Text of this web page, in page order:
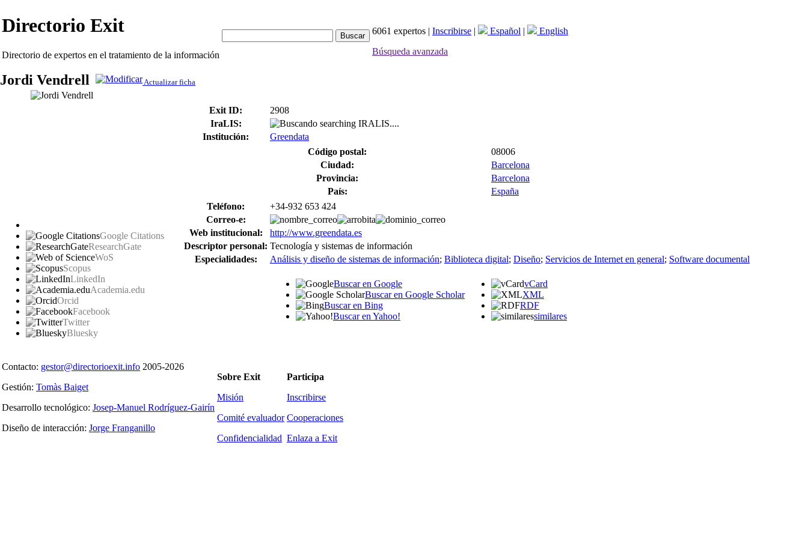
Directorio Exit
Directorio de expertos en el tratamiento de la información
6061 expertos | Inscribirse | Español |
English
Búsqueda avanzada
Jordi Vendrell Actualizar ficha
Google Citations
ResearchGate
WoS
Scopus
LinkedIn
Academia.edu
Orcid
Facebook
Twitter
Bluesky
Exit ID:
2908
IraLIS:
searching IRALIS....
Institución:
Greendata
Código postal:
08006
Ciudad:
Barcelona
Provincia:
Barcelona
País:
España
Teléfono:
+34-932 653 424
Correo-e:
Web institucional:
http://www.greendata.es
Descriptor personal: Tecnología y sistemas de información
Especialidades:
Análisis y diseño de sistemas de información; Biblioteca digital; Diseño; Servicios de Internet en general; Software documental
Buscar en Google
Buscar en Google Scholar
Buscar en Bing
Buscar en Yahoo!
vCard
XML
RDF
similares
Contacto: gestor@directorioexit.info 2005-2026
Gestión: Tomàs Baiget
Desarrollo tecnológico: Josep-Manuel Rodríguez-Gairín
Diseño de interacción: Jorge Franganillo
Sobre Exit
Misión
Comité evaluador
Confidencialidad
Participa
Inscribirse
Cooperaciones
Enlaza a Exit